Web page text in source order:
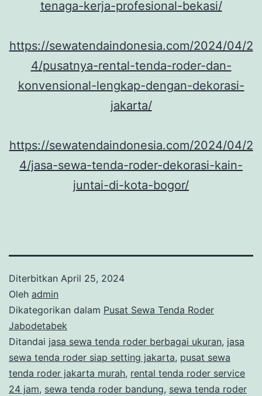
tenaga-kerja-profesional-bekasi/
https://sewatendaindonesia.com/2024/04/2
4/pusatnya-rental-tenda-roder-dan-
konvensional-lengkap-dengan-dekorasi-
jakarta/
https://sewatendaindonesia.com/2024/04/2
4/jasa-sewa-tenda-roder-dekorasi-kain-
juntai-di-kota-bogor/
Diterbitkan April 25, 2024
Oleh admin
Dikategorikan dalam Pusat Sewa Tenda Roder
Jabodetabek
Ditandai jasa sewa tenda roder berbagai ukuran, jasa
sewa tenda roder siap setting jakarta, pusat sewa
tenda roder jakarta murah, rental tenda roder service
24 jam, sewa tenda roder bandung, sewa tenda roder